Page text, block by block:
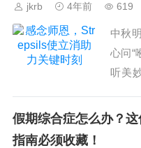
jkrb 4年前 619
中秋
心问“
听美
边的
假期综合症怎么办？
指南必须收藏！